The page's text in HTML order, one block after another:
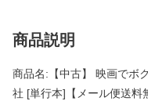
商品説明
商品名:【中古】 映画でボ
社 [単行本]【メール便送料